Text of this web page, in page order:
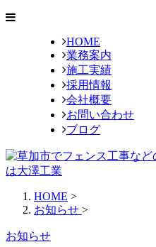
HOME
業務案内
施工実績
採用情報
会社概要
お問い合わせ
ブログ
HOME >
お知らせ >
お知らせ